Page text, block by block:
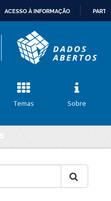
CONTEÚDO
ACESSO À INFORMAÇÃO
Temas Sobre